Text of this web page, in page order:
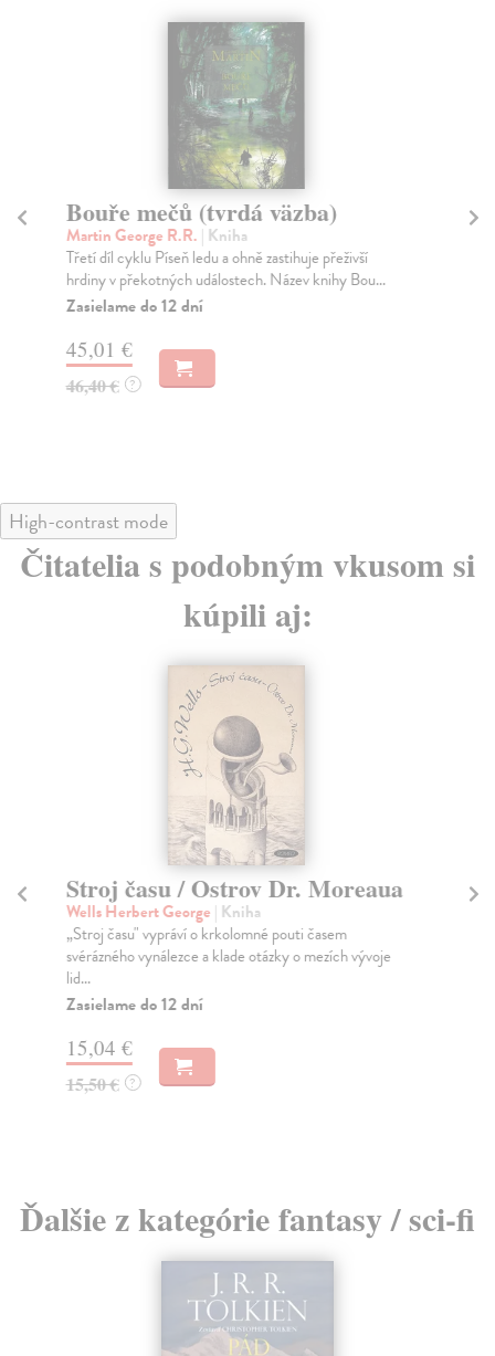
Bouře mečů (tvrdá väzba)
Martin George R.R. | Kniha
Třetí díl cyklu Píseň ledu a ohně zastihuje přeživší
hrdiny v překotných událostech. Název knihy Bou...
Zasielame do 12 dní
45,01 €
46,40 € ?
High-contrast mode
Čitatelia s podobným vkusom si
kúpili aj:
Stroj času / Ostrov Dr. Moreaua
Wells Herbert George | Kniha
„Stroj času" vypráví o krkolomné pouti časem
svérázného vynálezce a klade otázky o mezích vývoje
lid...
Zasielame do 12 dní
15,04 €
15,50 € ?
Ďalšie z kategórie fantasy / sci-fi